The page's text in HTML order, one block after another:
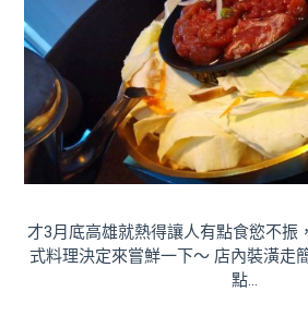
才3月底高雄就熱得讓人有點食慾不振
式料理決定來嘗鮮一下～ 店內裝潢走
點…